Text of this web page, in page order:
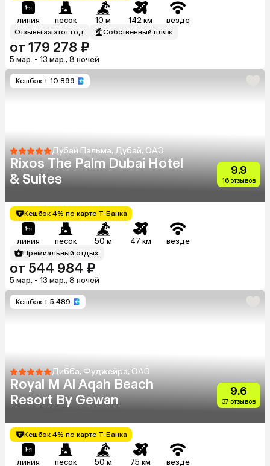
линия песок 10 м 142 км везде
Отзывы за этот год Собственный пляж
от 179 278 ₽
5 мар. - 13 мар., 8 ночей
Кешбэк + 10 899
Дубай Пальма, Дубай, ОАЭ
Rixos The Palm Dubai Hotel
& Suites
9.9
16 отзывов
Кешбэк 4% по карте Т-Банка
линия песок 50 м 47 км везде
Премиальный отдых
от 544 984 ₽
5 мар. - 13 мар., 8 ночей
Кешбэк + 5 489
Дибба, Фуджейра, ОАЭ
Royal M Al Aqah Beach
Resort By Gewan
9.6
37 отзывов
Кешбэк 4% по карте Т-Банка
линия песок 50 м 75 км везде